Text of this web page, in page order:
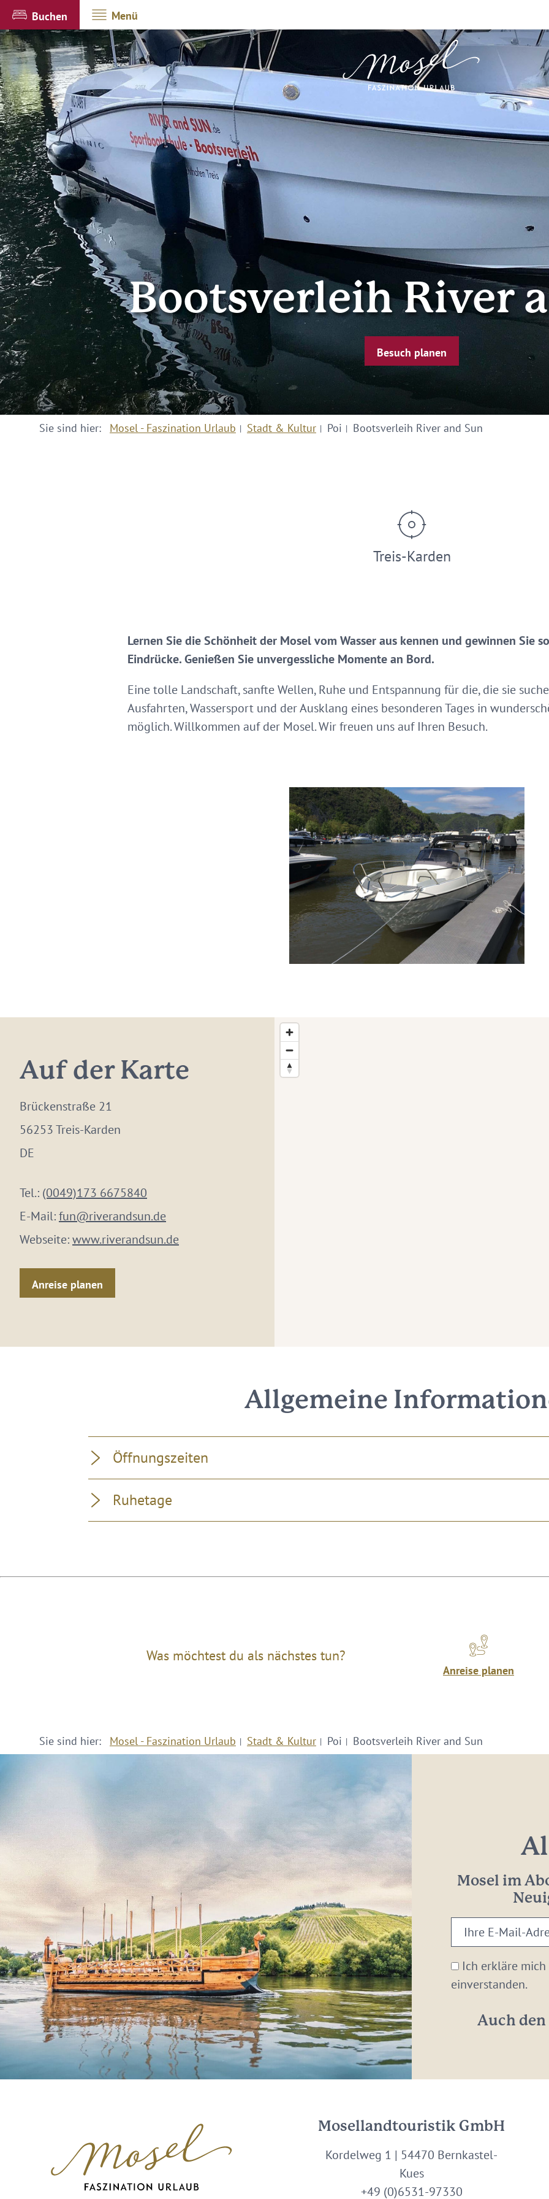
Buchen Menü
Bootsverleih River
Besuch planen
Sie sind hier: Mosel - Faszination Urlaub Stadt & Kultur Poi Bootsverleih River and Sun
Treis-Karden
Lernen Sie die Schönheit der Mosel vom Wasser aus kennen und gewinnen Sie
Eindrücke. Genießen Sie unvergessliche Momente an Bord.
Eine tolle Landschaft, sanfte Wellen, Ruhe und Entspannung für die, die sie
Ausfahrten, Wassersport und der Ausklang eines besonderen Tages in
möglich. Willkommen auf der Mosel. Wir freuen uns auf Ihren Besuch.
Auf der Karte
Brückenstraße 21
56253 Treis-Karden
DE
Tel.: (0049)173 6675840
E-Mail:fun@riverandsun.de
Webseite:www.riverandsun.de
Anreise planen
Allgemeine
Öffnungszeiten
Ruhetage
Was möchtest du als nächstes tun?
Anreise planen
Sie sind hier: Mosel - Faszination Urlaub Stadt & Kultur Poi Bootsverleih River and Sun
Mosel im
Ihre
E-
Mail-
Adresse:
Ich erkläre
einverstanden.
Auch den
Mosellandtouristik GmbH
Kordelweg 1 | 54470 Bernkastel-
Kues
+49 (0)6531-97330